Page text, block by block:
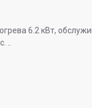
6.2 кВт,
..